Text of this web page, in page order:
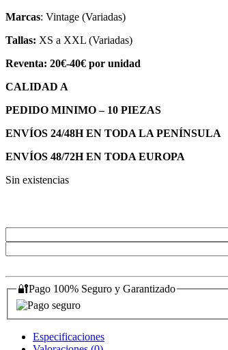
Marcas: Vintage (Variadas)
Tallas: XS a XXL (Variadas)
Reventa: 20€-40€ por unidad
CALIDAD A
PEDIDO MINIMO – 10 PIEZAS
ENVÍOS 24/48H EN TODA LA PENÍNSULA
ENVÍOS 48/72H EN TODA EUROPA
Sin existencias
🔐Pago 100% Seguro y Garantizado
Especificaciones